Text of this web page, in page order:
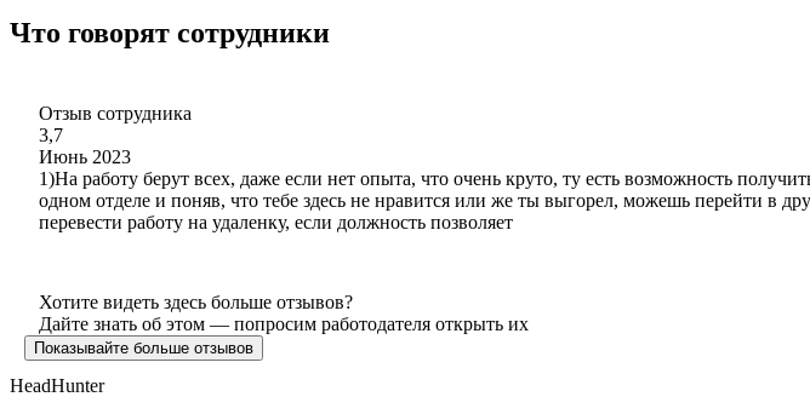
Что говорят сотрудники
Отзыв сотрудника
3,7
Июнь 2023
1)На работу берут всех, даже если нет опыта, что очень круто, ту есть возможность
одном отделе и поняв, что тебе здесь не нравится или же ты выгорел, можешь перейти в
перевести работу на удаленку, если должность позволяет
Хотите видеть здесь больше отзывов?
Дайте знать об этом — попросим работодателя открыть их
Показывайте больше отзывов
HeadHunter